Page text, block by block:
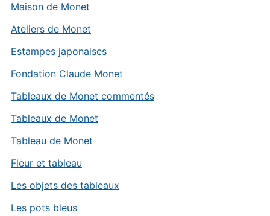
Maison de Monet
Ateliers de Monet
Estampes japonaises
Fondation Claude Monet
Tableaux de Monet commentés
Tableaux de Monet
Tableau de Monet
Fleur et tableau
Les objets des tableaux
Les pots bleus